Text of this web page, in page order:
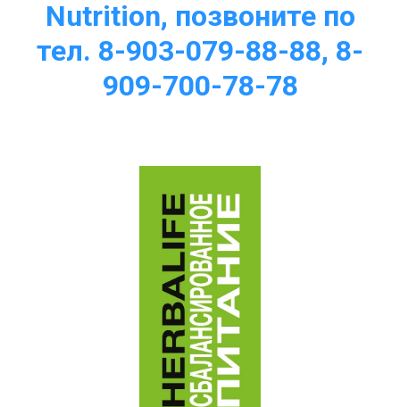
Nutrition, позвоните по
тел. 8-903-079-88-88, 8-
909-700-78-78